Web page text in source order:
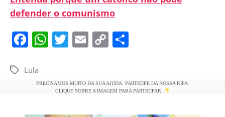
defender o comunismo
F
c
e
W
s
T
er
E
l
C
y e
TagsLula
PRECISAMOS MUITO DA SUA AJUDA. PARTICIPE DA NOSSA RIFA.
CLIQUE SOBRE A IMAGEM PARA PARTICIPAR.